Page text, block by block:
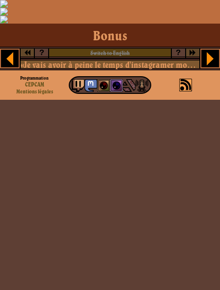
Bonus
? Switch to English ?
«Je vais avoir à peine le temps d'instagramer mon mocha.»
Programmation
CEPCAM
Mentions légales